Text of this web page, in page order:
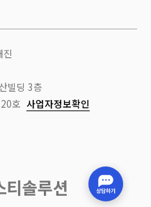
빌딩 3층
호 사업자정보확인
티솔루션